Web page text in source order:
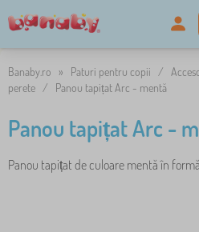
Banaby.ro » Paturi pentru copii /
perete / Panou tapițat Arc - mentă
Panou tapițat Arc -
Panou tapițat de culoare mentă în